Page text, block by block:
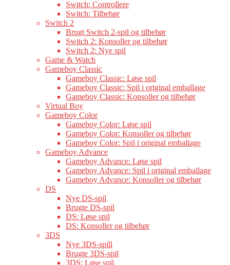
Switch: Controllere
Switch: Tilbehør
Switch 2
Brugt Switch 2-spil og tilbehør
Switch 2: Konsoller og tilbehør
Switch 2: Nye spil
Game & Watch
Gameboy Classic
Gameboy Classic: Løse spil
Gameboy Classic: Spil i original emballage
Gameboy Classic: Konsoller og tilbehør
Virtual Boy
Gameboy Color
Gameboy Color: Løse spil
Gameboy Color: Konsoller og tilbehør
Gameboy Color: Spil i original emballage
Gameboy Advance
Gameboy Advance: Løse spil
Gameboy Advance: Spil i original emballage
Gameboy Advance: Konsoller og tilbehør
DS
Nye DS-spil
Brugte DS-spil
DS: Løse spil
DS: Konsoller og tilbehør
3DS
Nye 3DS-spill
Brugte 3DS-spil
3DS: Løse spil